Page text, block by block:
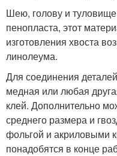
Шею, голову и туловище
пенопласта, этот
изготовления хвоста
линолеума.
Для соединения
медная или любая
клей. Дополнительно
среднего размера и
фольгой и акриловыми
понадобятся в конце